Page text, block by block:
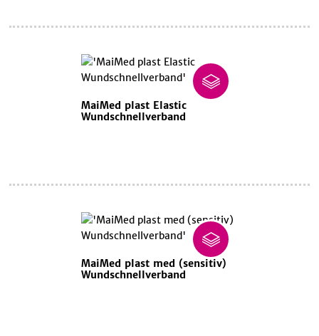
MaiMed plast Elastic
Wundschnellverband
MaiMed plast med (sensitiv)
Wundschnellverband